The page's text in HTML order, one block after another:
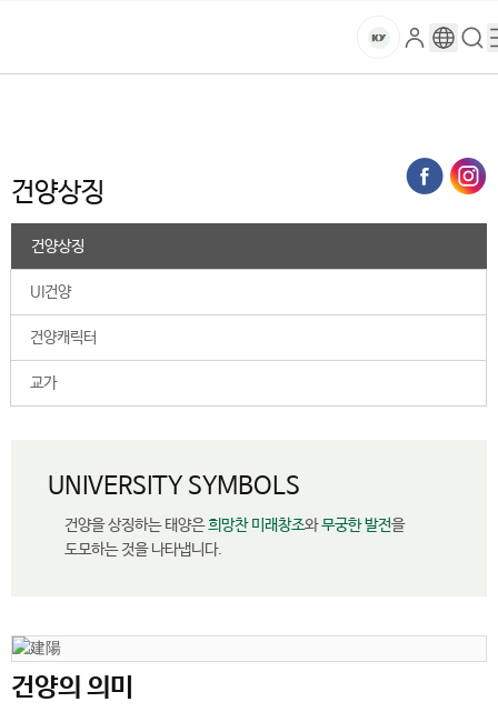
건
대
학
교
마
로
그
구
글
검
색
메
뉴
로
건양상징
건양상징
UI건양
건양캐릭터
교가
UNIVERSITY SYMBOLS
건양을 상징하는 태양은희망찬 미래창조와무궁한 발전을
도모하는 것을 나타냅니다.
건양의 의미